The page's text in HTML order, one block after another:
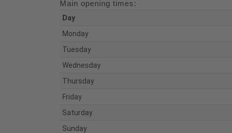
Main opening times:
Day
Monday
Tuesday
Wednesday
Thursday
Friday
Saturday
Sunday